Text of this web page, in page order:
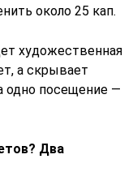
около 25 кап.
художественная
а скрывает
одно посещение —
Два